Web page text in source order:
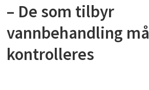
– De som tilbyr
vannbehandling må
kontrolleres